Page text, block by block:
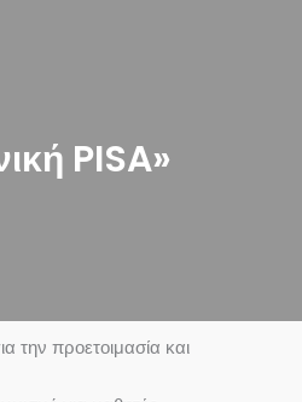
PISA»
την προετοιμασία και